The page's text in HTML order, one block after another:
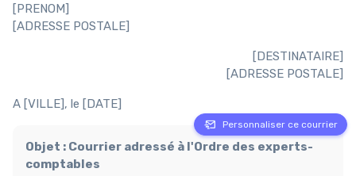
[PRENOM]
[ADRESSE POSTALE]
[DESTINATAIRE]
[ADRESSE POSTALE]
A [VILLE], le [DATE]
Personnaliser ce courrier
Objet : Courrier adressé à l'Ordre des experts-
comptables